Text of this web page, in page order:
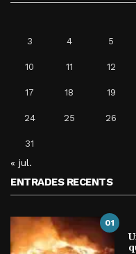
3 4 5
10 11 12
17 18 19
24 25 26
31
« jul.
ENTRADES RECENTS
01